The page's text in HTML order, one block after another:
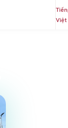
Việt